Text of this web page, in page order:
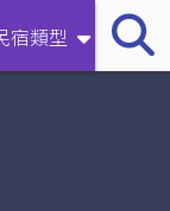
宿類型
羅東等地區包棟